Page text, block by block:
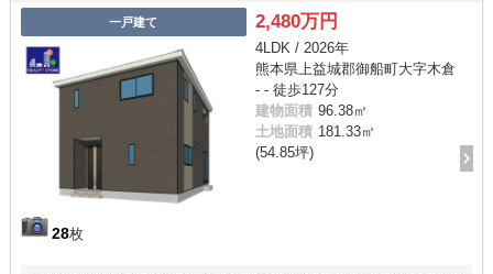
一戸建て
28枚
2,480万円
4LDK / 2026年
熊本県上益城郡御船町大字木倉
- - 徒歩127分
建物面積 96.38㎡
土地面積 181.33㎡
(54.85坪)